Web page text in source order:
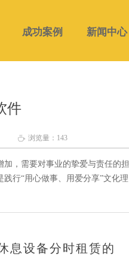
成功案例 新闻中心
件
息设备分时租赁的
ꄘ 浏览量： 143
，需要对事业的挚爱与责任的担
行“用心做事、用爱分享”文化理